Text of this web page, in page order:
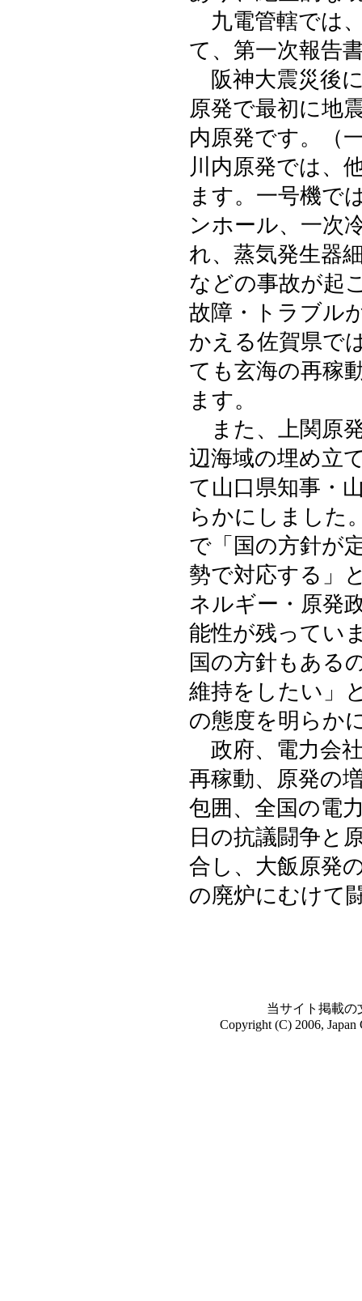
九電管轄では
て、第一次報告
阪神大震災後
原発で最初に地
内原発です。（
川内原発では、
ます。一号機で
ンホール、一次
れ、蒸気発生器
などの事故が起
故障・トラブル
かえる佐賀県で
ても玄海の再稼
ます。
また、上関原
辺海域の埋め立
て山口県知事・
らかにしました
で「国の方針が
勢で対応する」
ネルギー・原発
能性が残ってい
国の方針もある
維持をしたい」
の態度を明らか
政府、電力会
再稼動、原発の
包囲、全国の電
日の抗議闘争と
合し、大飯原発
の廃炉にむけて
当サイト掲載の
Copyright (C) 2006, Japan